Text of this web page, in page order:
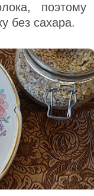
поэтому
без сахара.